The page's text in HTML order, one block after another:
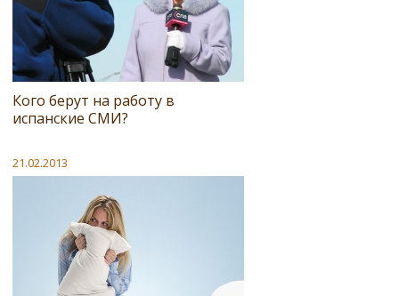
Кого берут на работу в
испанские СМИ?
21.02.2013